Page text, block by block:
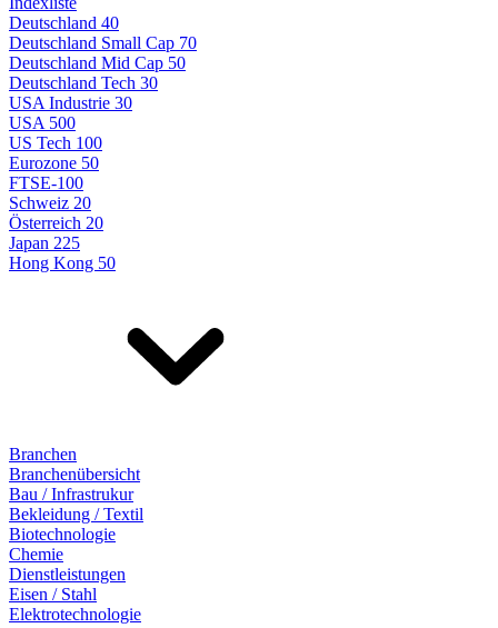
Deutschland 40
Deutschland Small Cap 70
Deutschland Mid Cap 50
Deutschland Tech 30
USA Industrie 30
USA 500
US Tech 100
Eurozone 50
FTSE-100
Schweiz 20
Österreich 20
Japan 225
Hong Kong 50
Branchen
Branchenübersicht
Bau / Infrastrukur
Bekleidung / Textil
Biotechnologie
Chemie
Dienstleistungen
Eisen / Stahl
Elektrotechnologie